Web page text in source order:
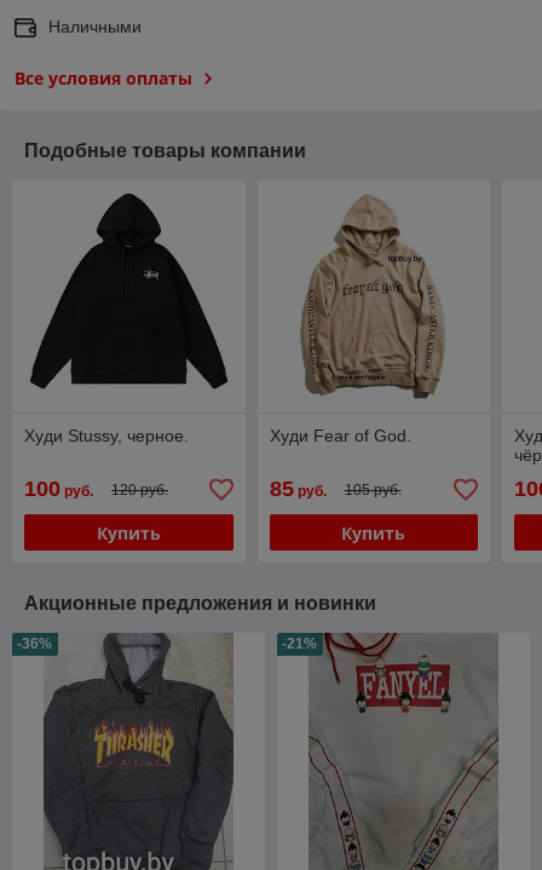
Наличными
Все условия оплаты
Подобные товары компании
Худи Stussy, черное.
100 руб. 120 руб.
Купить
Худи Fear of God.
85руб. 105 руб.
Купить
Акционные предложения и новинки
-36% -21%